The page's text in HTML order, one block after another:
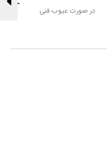
در صورت عیوب فنی